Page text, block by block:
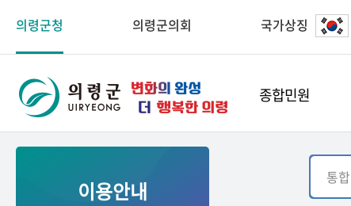
의령군청 의령군의회 국가상징
종합민원
이용안내